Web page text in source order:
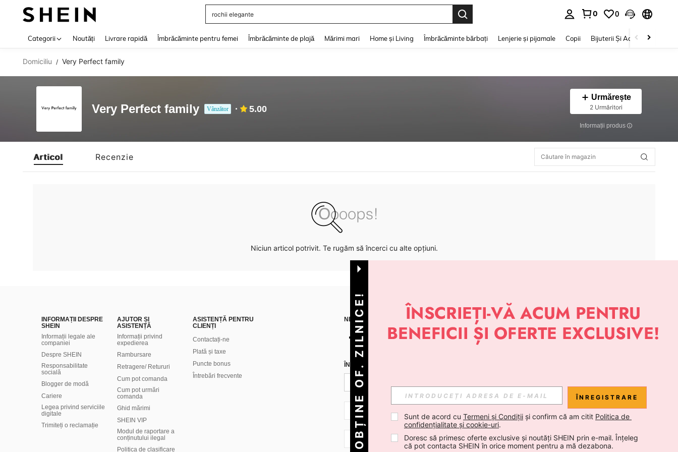
rochii elegante
0 0
Categorii Noutăți Livrare rapidă Îmbrăcăminte pentru femei Îmbrăcăminte de plajă Mărimi mari Home și Living Îmbrăcăminte bărbați Lenjerie și pijamale Copii Bijuterii Și Accesorii
Domiciliu / Very Perfect family
Very Perfect family Vânzător 5.00
Urmărește
2 Urmăritori
Informații produs
Articol Recenzie
Niciun articol potrivit. Te rugăm să încerci cu alte opțiuni.
INFORMAȚII DESPRE
SHEIN
Informații legale ale
companiei
Despre SHEIN
Responsabilitate
socială
Blogger de modă
Cariere
Legea privind serviciile
digitale
Trimiteți o reclamație
AJUTOR ȘI
ASISTENȚĂ
Informații privind
expedierea
Rambursare
Retragere/ Retururi
Cum pot comanda
Cum pot urmări
comanda
Ghid mărimi
SHEIN VIP
Modul de raportare a
conținutului ilegal
Politica de clasificare
ASISTENȚĂ PENTRU
CLIENȚI
Contactați-ne
Plată și taxe
Puncte bonus
Întrebări frecvente
NE GĂSEȘTI PE APLICAȚIE
ÎNREGISTREAZĂ-TE PENTRU A PRIMI NOUTĂȚI DESPRE STIL DE LA SHEIN
RO + 40 Abonare
RO + 40 Abonare
OBȚINE OF. ZILNICE! ÎNREGISTRARE
Sunt de acord cu Termeni și Condiții și confirm că am citit Politica de
confidențialitate și cookie-uri.
Doresc să primesc oferte exclusive și noutăți SHEIN prin e-mail. Înțeleg
că pot contacta SHEIN în orice moment pentru a mă dezabona.